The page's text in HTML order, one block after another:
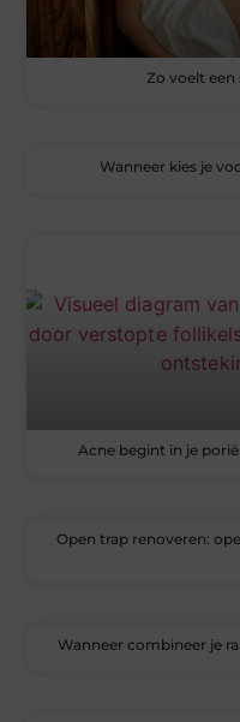
Zo voelt
Wanneer kies je
Acne begint in je
Open trap renoveren:
Wanneer combineer je